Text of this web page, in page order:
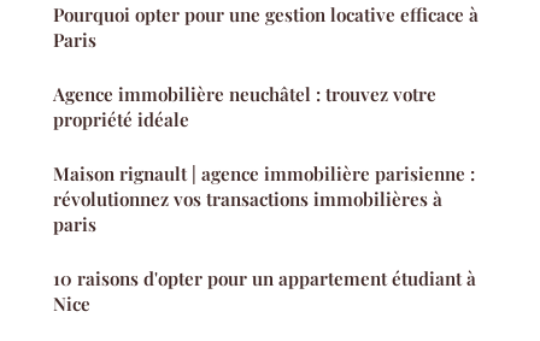
Pourquoi opter pour une gestion locative efficace à
Paris
Agence immobilière neuchâtel : trouvez votre
propriété idéale
Maison rignault | agence immobilière parisienne :
révolutionnez vos transactions immobilières à
paris
10 raisons d'opter pour un appartement étudiant à
Nice